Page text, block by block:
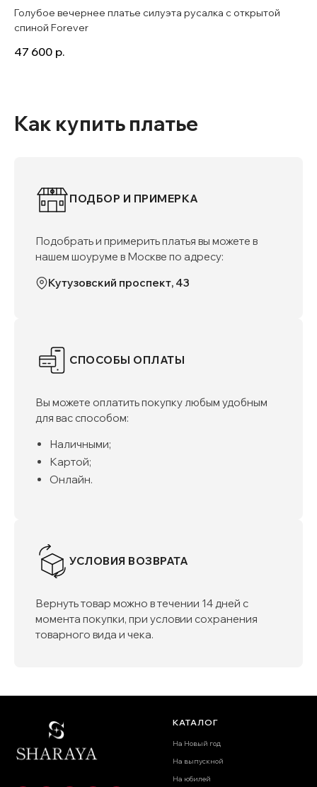
Голубое вечернее платье силуэта русалка с открытой
спиной Forever
47 600 р.
Как купить платье
ПОДБОР И ПРИМЕРКА
Подобрать и примерить платья вы можете в
нашем шоуруме в Москве по адресу:
Кутузовский проспект, 43
СПОСОБЫ ОПЛАТЫ
Вы можете оплатить покупку любым удобным
для вас способом:
Наличными;
Картой;
Онлайн.
УСЛОВИЯ ВОЗВРАТА
Вернуть товар можно в течении 14 дней с
момента покупки, при условии сохранения
товарного вида и чека.
КАТАЛОГ
На Новый год
На выпускной
На юбилей